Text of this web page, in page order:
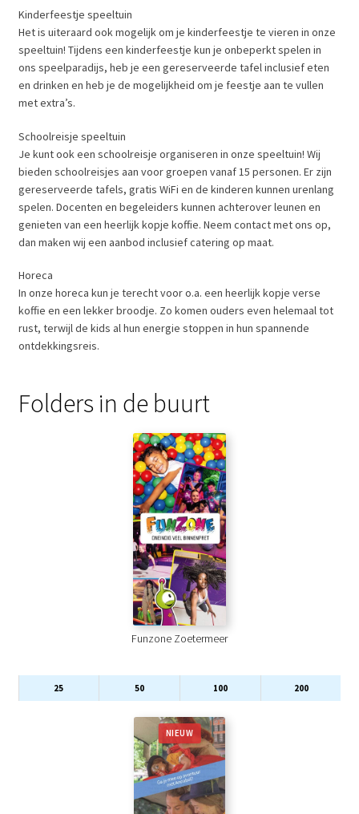
Kinderfeestje speeltuin
Het is uiteraard ook mogelijk om je kinderfeestje te vieren in onze
speeltuin! Tijdens een kinderfeestje kun je onbeperkt spelen in
ons speelparadijs, heb je een gereserveerde tafel inclusief eten
en drinken en heb je de mogelijkheid om je feestje aan te vullen
met extra’s.
Schoolreisje speeltuin
Je kunt ook een schoolreisje organiseren in onze speeltuin! Wij
bieden schoolreisjes aan voor groepen vanaf 15 personen. Er zijn
gereserveerde tafels, gratis WiFi en de kinderen kunnen urenlang
spelen. Docenten en begeleiders kunnen achterover leunen en
genieten van een heerlijk kopje koffie. Neem contact met ons op,
dan maken wij een aanbod inclusief catering op maat.
Horeca
In onze horeca kun je terecht voor o.a. een heerlijk kopje verse
koffie en een lekker broodje. Zo komen ouders even helemaal tot
rust, terwijl de kids al hun energie stoppen in hun spannende
ontdekkingsreis.
Folders in de buurt
Funzone Zoetermeer
25 50 100 200
NIEUW